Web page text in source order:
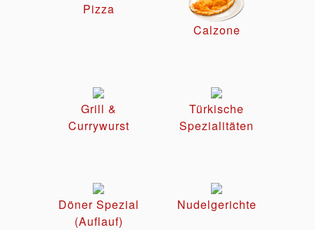
Pizza
Calzone
Grill &
Currywurst
Türkische
Spezialitäten
Döner Spezial
(Auflauf)
Nudelgerichte